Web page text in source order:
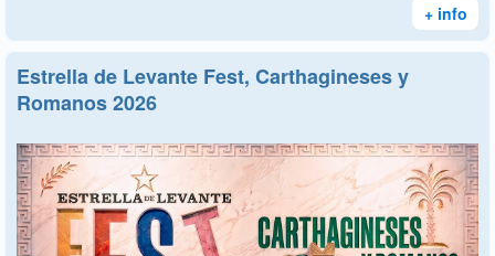
+ info
Estrella de Levante Fest, Carthagineses y
Romanos 2026